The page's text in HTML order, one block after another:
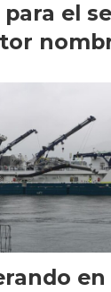
el
en